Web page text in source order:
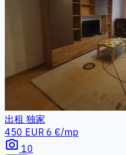
出租 独家
450 EUR 6 €/mp
photo_camera 10